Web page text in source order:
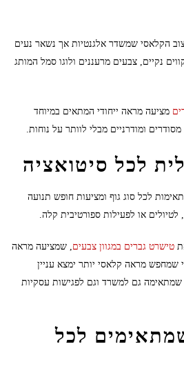
הקלאסי שמשדר אלגנטיות אך נשאר נעים
נקיים, צבעים מרעננים ולוגו סמל המותג
מציעה מראה ייחודי המתאים במיוחד
ומודרניים מבלי לוותר על נוחות.
לכל סיטואציה
לכל סוג גוף ומציעות חופש תנועה
או לפעילות ספורטיבית קלה.
טישרט גברים במגוון צבעים, שמציעה מראה
שמחפש מראה קלאסי יותר ימצא עניין
שמתאימה גם למשרד וגם לפגישות עסקיות
לכל